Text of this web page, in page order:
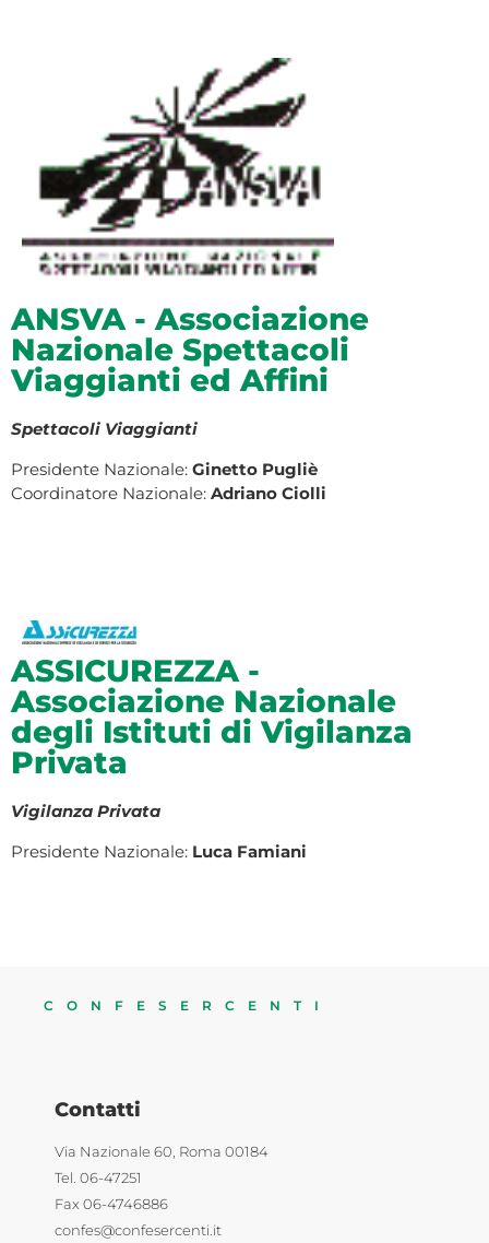
ANSVA - Associazione
Nazionale Spettacoli
Viaggianti ed Affini
Spettacoli Viaggianti
Presidente Nazionale: Ginetto Pugliè
Coordinatore Nazionale: Adriano Ciolli
ASSICUREZZA -
Associazione Nazionale
degli Istituti di Vigilanza
Privata
Vigilanza Privata
Presidente Nazionale: Luca Famiani
CONFESERCENTI
Contatti
Via Nazionale 60, Roma 00184
Tel. 06-47251
Fax 06-4746886
confes@confesercenti.it